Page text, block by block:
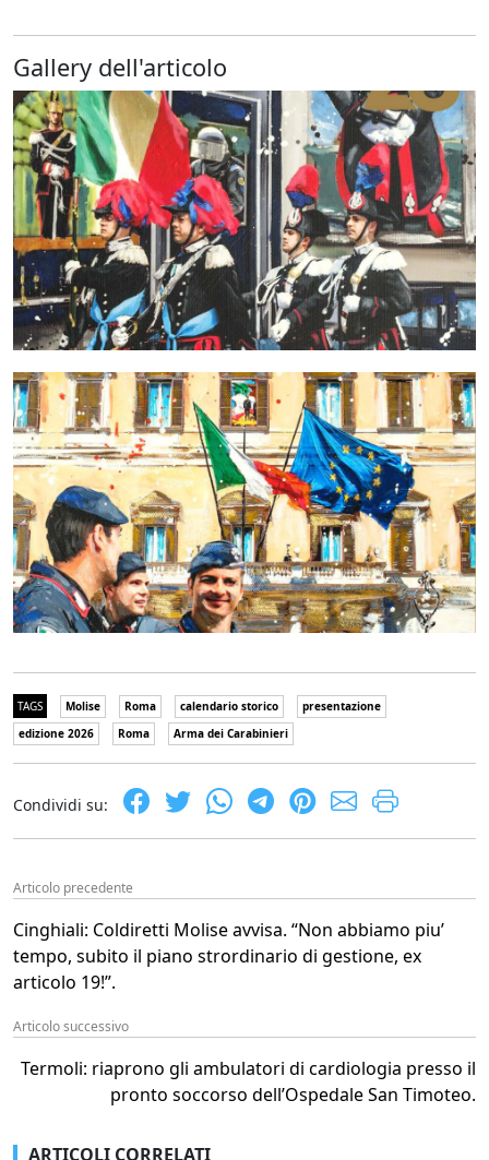
Gallery dell'articolo
TAGS Molise Roma calendario storico
presentazione
edizione 2026
Roma Arma dei Carabinieri
Condividi su:
Articolo precedente
Cinghiali: Coldiretti Molise avvisa. “Non abbiamo piu’
tempo, subito il piano strordinario di gestione, ex
articolo 19!”.
Articolo successivo
Termoli: riaprono gli ambulatori di cardiologia presso il
pronto soccorso dell’Ospedale San Timoteo.
ARTICOLI CORRELATI